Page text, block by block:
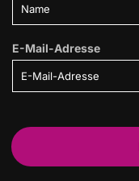
E-Mail-Adresse